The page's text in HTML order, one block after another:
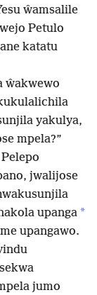
ŵamsalile
Petulo
katatu
ŵakwewo
yakulya,
mpela?”
Pelepo
jwalijose
upanga *
upangawo.
jumo